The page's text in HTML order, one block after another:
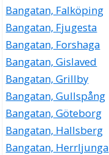
Bangatan, Falköping
Bangatan, Fjugesta
Bangatan, Forshaga
Bangatan, Gislaved
Bangatan, Grillby
Bangatan, Gullspång
Bangatan, Göteborg
Bangatan, Hallsberg
Bangatan, Herrljunga